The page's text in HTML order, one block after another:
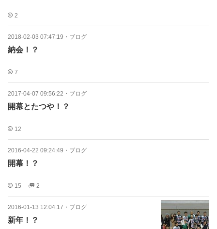
2
2018-02-03 07:47:19 ・ ブログ
納会！？
7
2017-04-07 09:56:22 ・ ブログ
開幕とたつや！？
12
2016-04-22 09:24:49 ・ ブログ
開幕！？
15 2
2016-01-13 12:04:17 ・ ブログ
新年！？